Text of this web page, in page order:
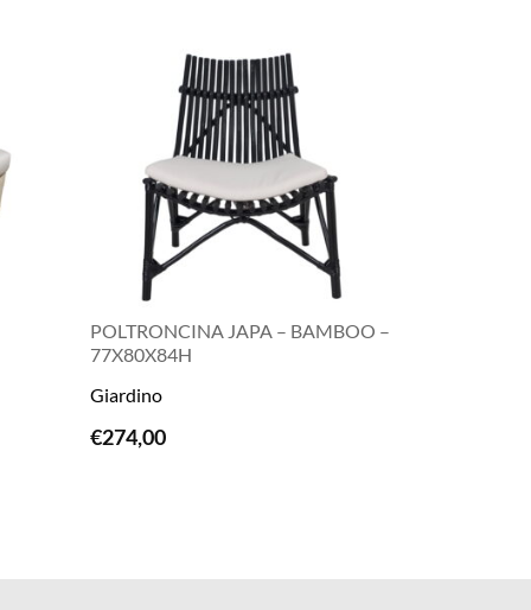
POLTRONCINA JAPA – BAMBOO –
77X80X84H
Giardino
€274,00